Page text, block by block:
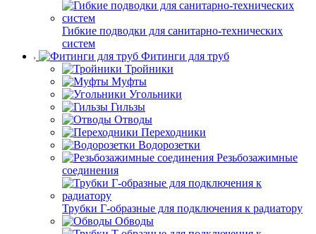
Гибкие подводки для санитарно-технических
систем
Фитинги для труб
Тройники
Муфты
Угольники
Гильзы
Отводы
Переходники
Водорозетки
Резьбозажимные
соединения
Трубки Г-образные для подключения к радиатору
Обводы